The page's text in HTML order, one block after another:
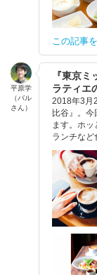
この記事
平原学
（バル
さん）
『東京
ラティエ
2018年3月
比谷』。今
ます。ホッ
ランチなど